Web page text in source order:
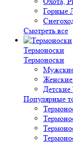
Горные
Смотреть все
Термоноски
Термоноски
Популярные